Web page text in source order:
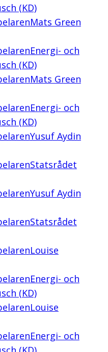
(KD)
Mats Green
Energi- och
(KD)
Mats Green
Energi- och
(KD)
Yusuf Aydin
Statsrådet
Yusuf Aydin
Statsrådet
Louise
Energi- och
(KD)
Louise
Energi- och